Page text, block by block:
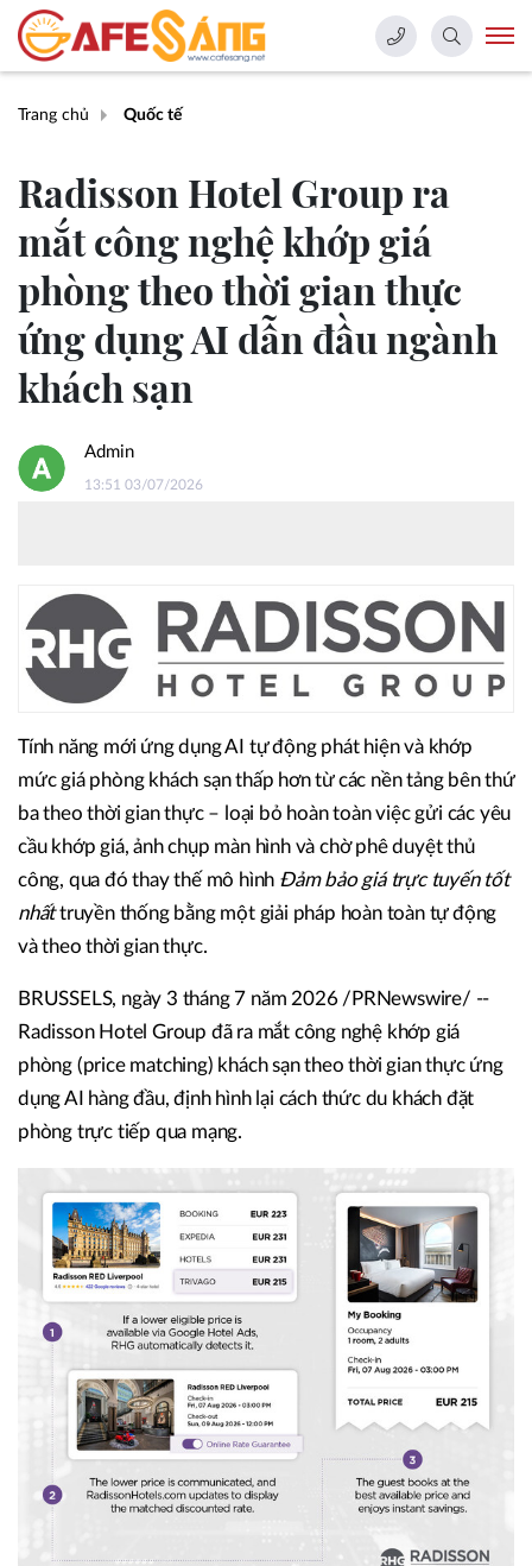
Trang chủ Quốc tế
Radisson Hotel Group ra
mắt công nghệ khớp giá
phòng theo thời gian thực
ứng dụng AI dẫn đầu ngành
khách sạn
Admin
13:51 03/07/2026
Tính năng mới ứng dụng AI tự động phát hiện và khớp
mức giá phòng khách sạn thấp hơn từ các nền tảng bên thứ
ba theo thời gian thực – loại bỏ hoàn toàn việc gửi các yêu
cầu khớp giá, ảnh chụp màn hình và chờ phê duyệt thủ
công, qua đó thay thế mô hình Đảm bảo giá trực tuyến tốt
nhấttruyền thống bằng một giải pháp hoàn toàn tự động
và theo thời gian thực.
BRUSSELS, ngày 3 tháng 7 năm 2026 /PRNewswire/ --
Radisson Hotel Group đã ra mắt công nghệ khớp giá
phòng (price matching) khách sạn theo thời gian thực ứng
dụng AI hàng đầu, định hình lại cách thức du khách đặt
phòng trực tiếp qua mạng.